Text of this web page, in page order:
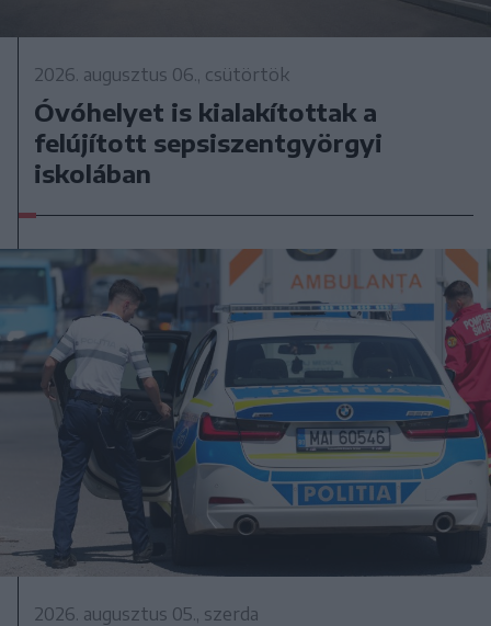
2026. augusztus 06., csütörtök
Óvóhelyet is kialakítottak a
felújított sepsiszentgyörgyi
iskolában
2026. augusztus 05., szerda